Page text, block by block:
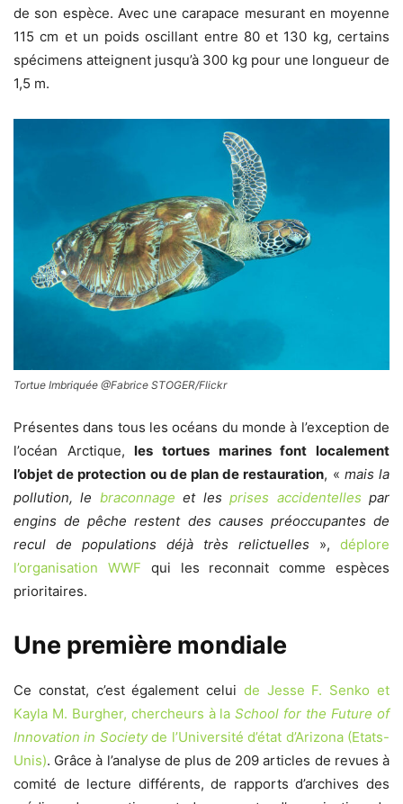
de son espèce. Avec une carapace mesurant en moyenne
115 cm et un poids oscillant entre 80 et 130 kg, certains
spécimens atteignent jusqu’à 300 kg pour une longueur de
1,5 m.
Tortue Imbriquée @Fabrice STOGER/Flickr
Présentes dans tous les océans du monde à l’exception de
l’océan Arctique,les tortues marines font localement
l’objet de protection ou de plan de restauration, « mais la
pollution, le braconnage et lesprises accidentelles par
engins de pêche restent des causes préoccupantes de
recul de populations déjà très relictuelles », déplore
l’organisation WWF qui les reconnait comme espèces
prioritaires.
Une première mondiale
Ce constat, c’est également celui de Jesse F. Senko et
Kayla M. Burgher, chercheurs à laSchool for the Future of
Innovation in Societyde l’Université d’état d’Arizona (Etats-
Unis). Grâce à l’analyse de plus de 209 articles de revues à
comité de lecture différents, de rapports d’archives des